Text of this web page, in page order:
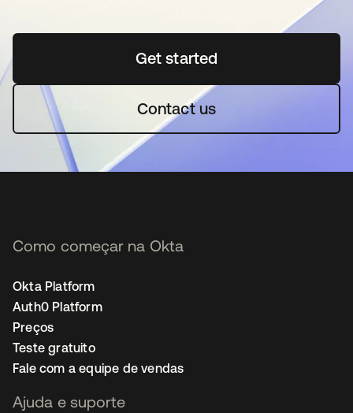
Get startedabre em uma nova guia
Contact us
Como começar na Okta
Okta Platform
Auth0 Platform
Preços
Teste gratuito
Fale com a equipe de vendas
Ajuda e suporte